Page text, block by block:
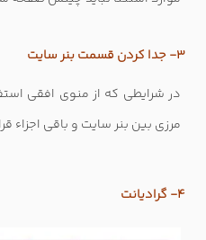
3- جدا کردن قسمت بنر سایت
در شرایطی که از منوی افقی
مرزی بین بنر سایت و باقی اجزاء
4- گرادیانت